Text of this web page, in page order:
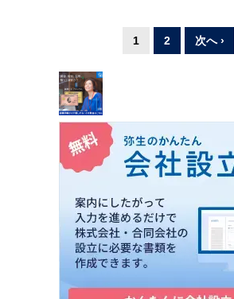
1 2 次へ ›